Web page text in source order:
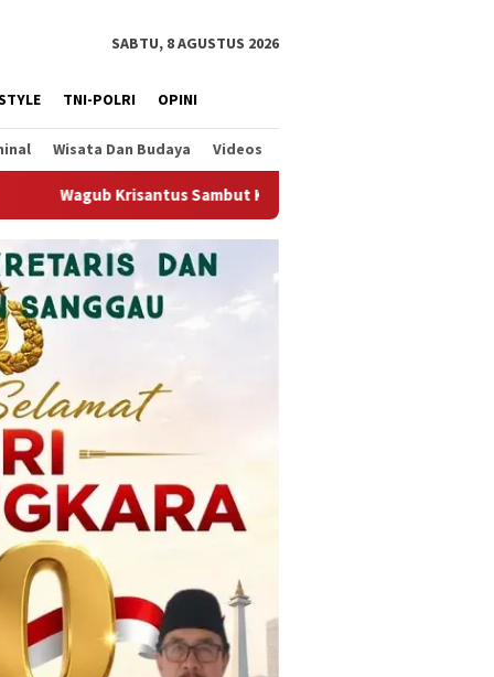
SABTU, 8 AGUSTUS 2026
TNI-POLRI OPINI
Wisata Dan Budaya Videos
Berjalannya Ekspor Alumina, Dorong Penguatan